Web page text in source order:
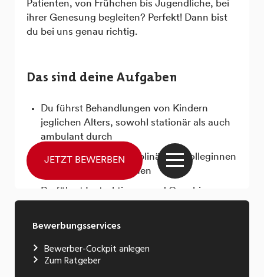
Bewerbungsservices
Bewerber-Cockpit anlegen
Zum Ratgeber